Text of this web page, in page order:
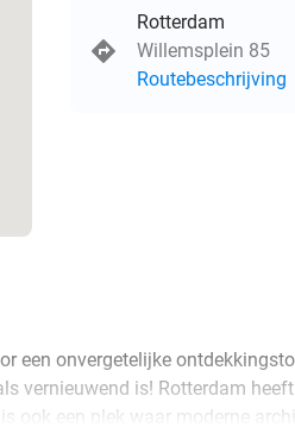
Rotterdam
Willemsplein 85
Routebeschrijving
een onvergetelijke
vernieuwend is! Rotterdam
ook een plek waar moderne